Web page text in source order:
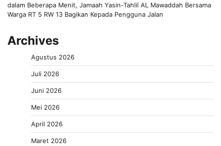
dalam Beberapa Menit, Jamaah Yasin-Tahlil AL Mawaddah Bersama
Warga RT 5 RW 13 Bagikan Kepada Pengguna Jalan
Archives
Agustus 2026
Juli 2026
Juni 2026
Mei 2026
April 2026
Maret 2026